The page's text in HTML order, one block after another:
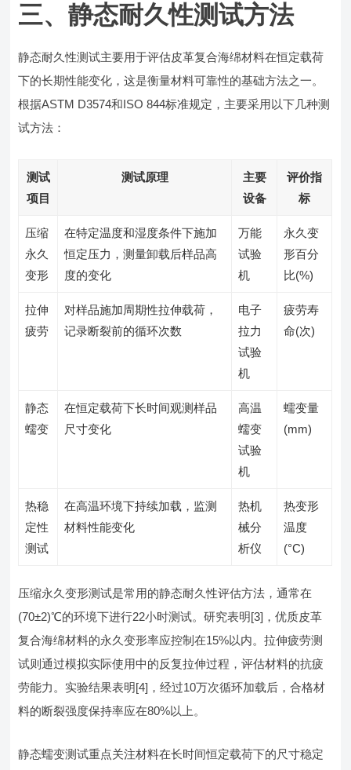
三、静态耐久性测试方法
静态耐久性测试主要用于评估皮革复合海绵材料在恒定载荷
下的长期性能变化，这是衡量材料可靠性的基础方法之一。
根据ASTM D3574和ISO 844标准规定，主要采用以下几种测
试方法：
测试
项目
测试原理
主要
设备
评价指
标
压缩
永久
变形
在特定温度和湿度条件下施加
恒定压力，测量卸载后样品高
度的变化
万能
试验
机
永久变
形百分
比(%)
拉伸
疲劳
对样品施加周期性拉伸载荷，
记录断裂前的循环次数
电子
拉力
试验
机
疲劳寿
命(次)
静态
蠕变
在恒定载荷下长时间观测样品
尺寸变化
高温
蠕变
试验
机
蠕变量
(mm)
热稳
定性
测试
在高温环境下持续加载，监测
材料性能变化
热机
械分
析仪
热变形
温度
(°C)
压缩永久变形测试是常用的静态耐久性评估方法，通常在
(70±2)℃的环境下进行22小时测试。研究表明[3]，优质皮革
复合海绵材料的永久变形率应控制在15%以内。拉伸疲劳测
试则通过模拟实际使用中的反复拉伸过程，评估材料的抗疲
劳能力。实验结果表明[4]，经过10万次循环加载后，合格材
料的断裂强度保持率应在80%以上。
静态蠕变测试重点关注材料在长时间恒定载荷下的尺寸稳定